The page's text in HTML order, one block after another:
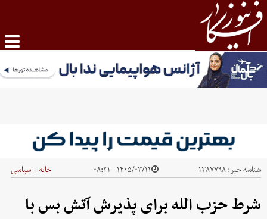
شناسه خبر:۱۳۸۷۷۹۸ ۱۴۰۵/۰۳/۱۲ - ۰۸:۳۱ خانه | سیاسی
شرط حزب الله برای پذیرش آتش بس با